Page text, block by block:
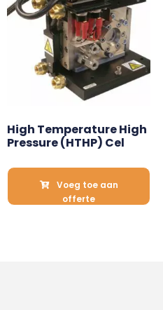
High Temperature High
Pressure (HTHP) Cel
Voeg toe aan
offerte